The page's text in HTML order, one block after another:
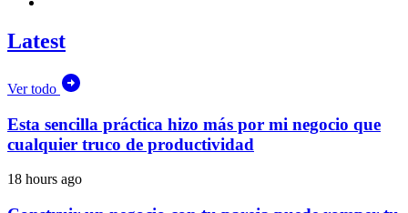
Latest
Ver todo
Esta sencilla práctica hizo más por mi negocio que
cualquier truco de productividad
18 hours ago